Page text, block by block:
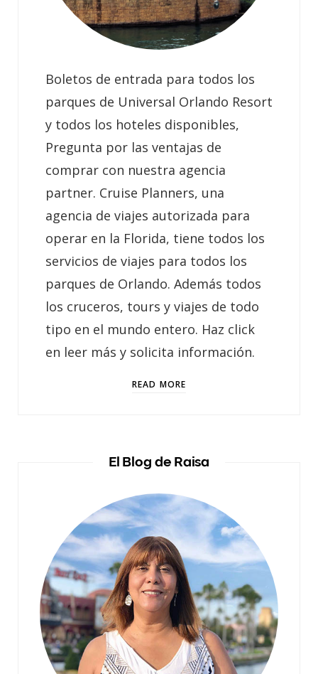
Boletos de entrada para todos los
parques de Universal Orlando Resort
y todos los hoteles disponibles,
Pregunta por las ventajas de
comprar con nuestra agencia
partner. Cruise Planners, una
agencia de viajes autorizada para
operar en la Florida, tiene todos los
servicios de viajes para todos los
parques de Orlando. Además todos
los cruceros, tours y viajes de todo
tipo en el mundo entero. Haz click
en leer más y solicita información.
READ MORE
El Blog de Raisa